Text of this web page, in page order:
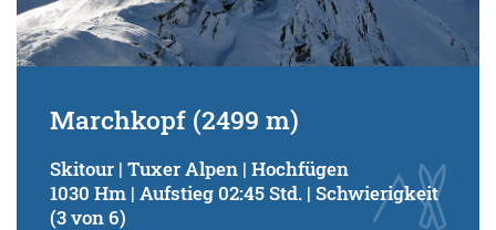
Marchkopf (2499 m)
Skitour | Tuxer Alpen | Hochfügen
1030 Hm | Aufstieg 02:45 Std. | Schwierigkeit
(3 von 6)